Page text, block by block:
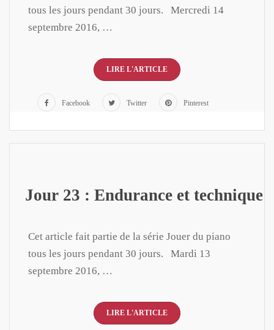
tous les jours pendant 30 jours. Mercredi 14
septembre 2016, …
LIRE L'ARTICLE
Facebook Twitter Pinterest
Jour 23 : Endurance et technique
Cet article fait partie de la série Jouer du piano
tous les jours pendant 30 jours. Mardi 13
septembre 2016, …
LIRE L'ARTICLE